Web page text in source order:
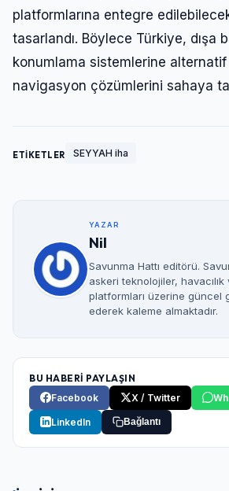
platformlarına entegre
tasarlandı. Böylece Türkiye, dışa
konumlama sistemlerine
navigasyon çözümlerini sahaya
ETİKETLER SEYYAH iha
YAZAR
Nil
Savunma Hattı editörü.
askeri teknolojiler, havacılık
platformları üzerine güncel
ederek kaleme almaktadır.
BU HABERİ PAYLAŞIN
Facebook
X / Twitter
LinkedIn Bağlantı